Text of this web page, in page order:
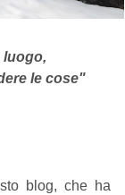
luogo,
le cose"
blog, che ha